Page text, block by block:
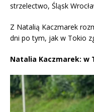
strzelectwo, Śląsk
Z Natalią Kaczmarek
dni po tym, jak w Tokio
Natalia Kaczmarek: w